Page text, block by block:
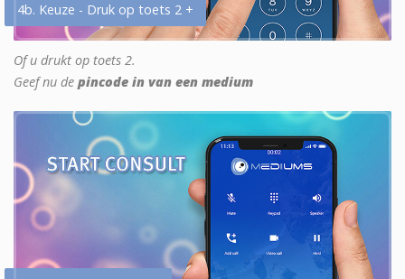
4b. Keuze - Druk op toets 2 +
Of u drukt op toets 2.
Geef nu de pincode in van een medium